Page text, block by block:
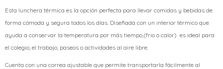
Esta lunchera térmica es la opción perfecta para llevar comidas y bebidas de
forma cómoda y segura todos los días. Diseñada con un interior térmico que
ayuda a conservar la temperatura por más tiempo,(frio o calor) es ideal para
el colegio, el trabajo, paseos o actividades al aire libre.
Cuenta con una correa ajustable que permite transportarla fácilmente al